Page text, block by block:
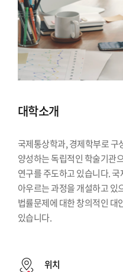
대학소개
국제통상학과, 경제학부로 구
양성하는 독립적인 학술기관
연구를 주도하고 있습니다.
아우르는 과정을 개설하고 있
법률문제에 대한 창의적인 대
있습니다.
위치